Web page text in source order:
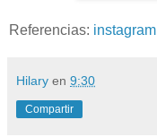
Referencias: instagram
Hilary en 9:30
Compartir